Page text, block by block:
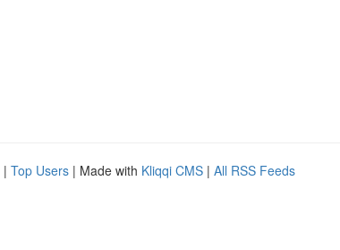
| Top Users | Made with Kliqqi CMS | All RSS Feeds